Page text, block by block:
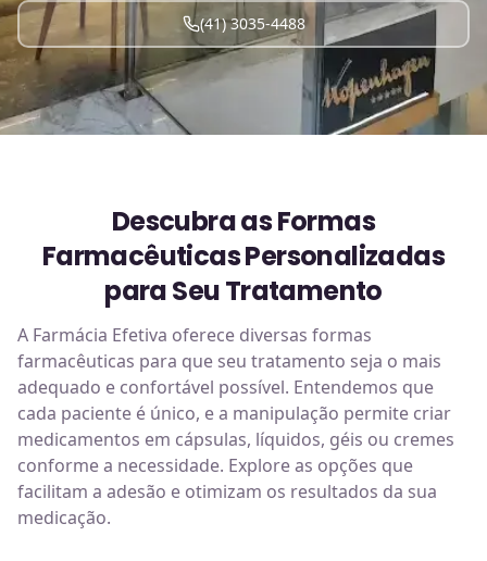
(41) 3035-4488
Descubra as Formas
Farmacêuticas Personalizadas
para Seu Tratamento
A Farmácia Efetiva oferece diversas formas
farmacêuticas para que seu tratamento seja o mais
adequado e confortável possível. Entendemos que
cada paciente é único, e a manipulação permite criar
medicamentos em cápsulas, líquidos, géis ou cremes
conforme a necessidade. Explore as opções que
facilitam a adesão e otimizam os resultados da sua
medicação.